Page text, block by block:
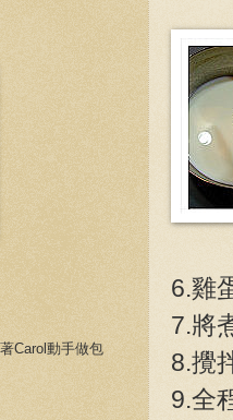
6.雞
7.將
8.攪
9.全
Carol動手做包